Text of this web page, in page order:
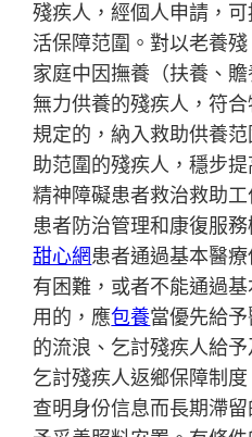
殘疾人，經個人申請，
活保障范圍。對以老養
家庭中因撫養（扶養、
無力供養的殘疾人，符
規定的，納入救助供養
助范圍的殘疾人，穩步
精神障礙患者救治救助
患者防治管理和康復服
甜心網患者通過基本醫
有困難，或者不能通過
用的，應包養當優先給
的流浪、乞討殘疾人給
乞討殘疾人返鄉保障制
查明身份信息而長期滯